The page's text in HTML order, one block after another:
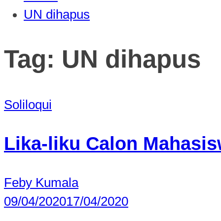
UN dihapus
Tag: UN dihapus
Soliloqui
Lika-liku Calon
Feby Kumala
09/04/202017/04/2020